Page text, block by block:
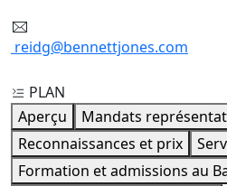
reidg@bennettjones.com
PLAN
Aperçu
Mandats
Reconnaissances et prix
Formation et admissions au